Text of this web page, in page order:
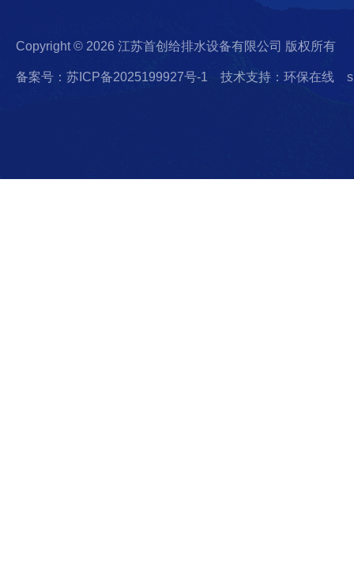
Copyright © 2026 江苏首创给排水设备有限公司 版权所有
备案号：苏ICP备2025199927号-1 技术支持：环保在线